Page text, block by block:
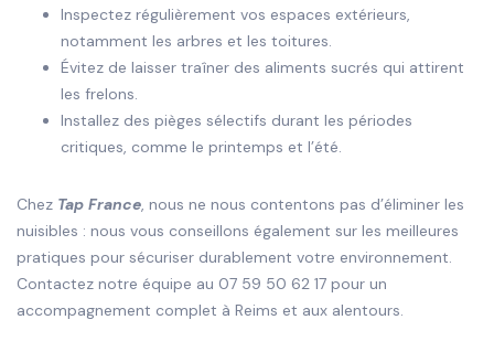
Inspectez régulièrement vos espaces extérieurs,
notamment les arbres et les toitures.
Évitez de laisser traîner des aliments sucrés qui attirent
les frelons.
Installez des pièges sélectifs durant les périodes
critiques, comme le printemps et l’été.
Chez Tap France , nous ne nous contentons pas d’éliminer les
nuisibles : nous vous conseillons également sur les meilleures
pratiques pour sécuriser durablement votre environnement.
Contactez notre équipe au 07 59 50 62 17 pour un
accompagnement complet à Reims et aux alentours.